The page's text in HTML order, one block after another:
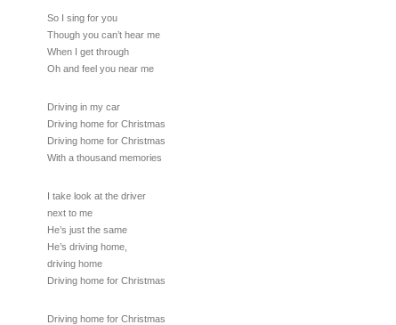
So I sing for you
Though you can’t hear me
When I get through
Oh and feel you near me
Driving in my car
Driving home for Christmas
Driving home for Christmas
With a thousand memories
I take look at the driver
next to me
He’s just the same
He’s driving home,
driving home
Driving home for Christmas
Driving home for Christmas